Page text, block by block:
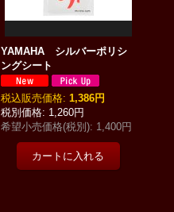
YAMAHA シルバーポリシ
ングシート
1,260円
税込 : 1,386円
希望小売価格(税別): 1,400円